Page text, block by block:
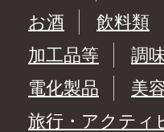
お酒
飲料類
加工品等
調
電化製品
美
旅行・アクティ